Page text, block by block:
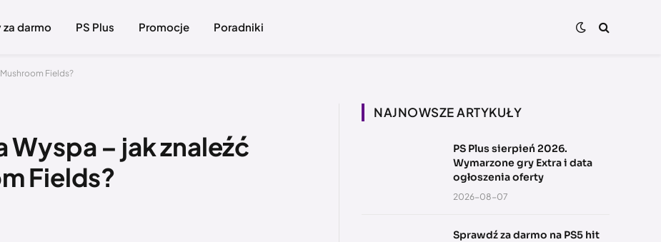
za darmo PS Plus Promocje Poradniki
Fields?
– jak znaleźć
Fields?
NAJNOWSZE ARTYKUŁY
PS Plus sierpień 2026.
Wymarzone gry Extra i data
ogłoszenia oferty
2026-08-07
Sprawdź za darmo na PS5 hit